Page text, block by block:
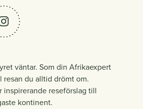
väntar. Som din Afrikaexpert
du alltid drömt om.
inspirerande reseförslag till
kontinent.